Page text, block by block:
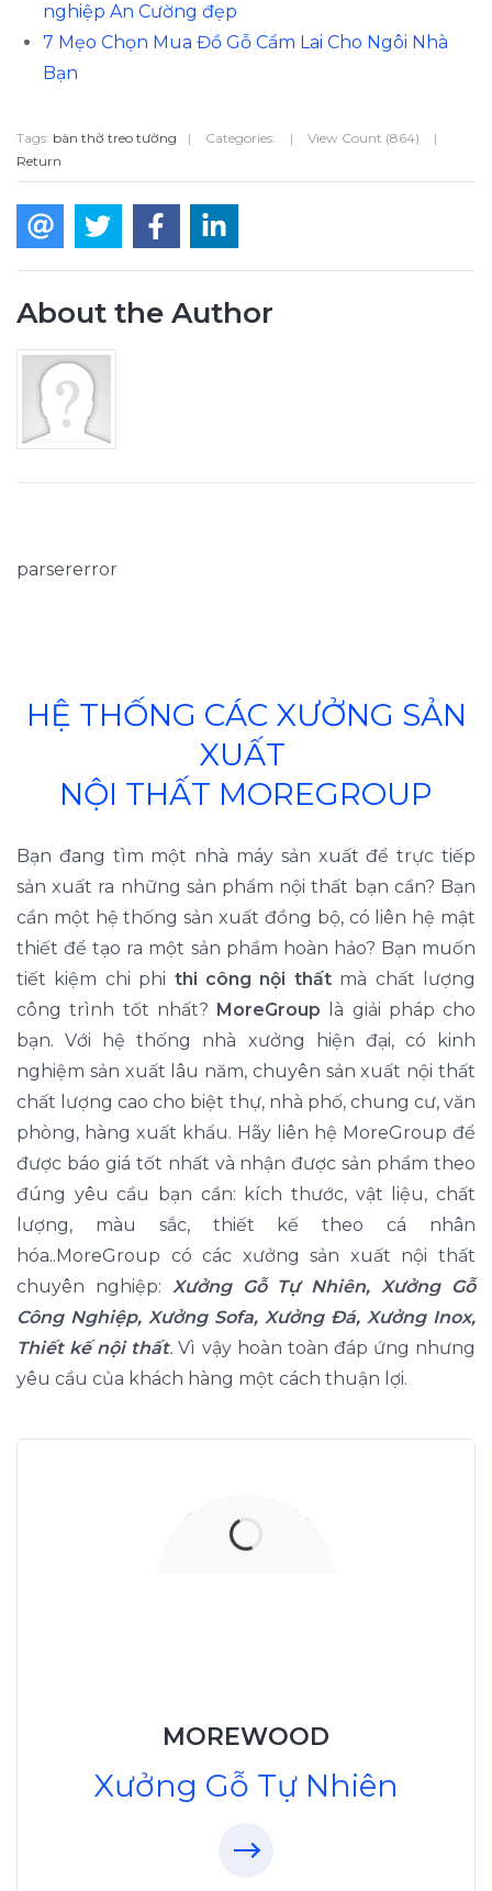
nghiệp An Cường đẹp
7 Mẹo Chọn Mua Đồ Gỗ Cẩm Lai Cho Ngôi Nhà
Bạn
Tags: bàn thờ treo tường | Categories: | View Count (864)
|
Return
About the Author
parsererror
HỆ THỐNG CÁC XƯỞNG SẢN
XUẤT
NỘI THẤT MOREGROUP
Bạn đang tìm một nhà máy sản xuất để trực tiếp
sản xuất ra những sản phẩm nội thất bạn cần? Bạn
cần một hệ thống sản xuất đồng bộ, có liên hệ mật
thiết để tạo ra một sản phầm hoàn hảo? Bạn muốn
tiết kiệm chi phi thi công nội thấtmà chất lượng
công trình tốt nhất? MoreGroup là giải pháp cho
bạn. Với hệ thống nhà xưởng hiện đại, có kinh
nghiệm sản xuất lâu năm, chuyên sản xuất nội thất
chất lượng cao cho biệt thự, nhà phố, chung cư, văn
phòng, hàng xuất khẩu. Hãy liên hệ MoreGroup để
được báo giá tốt nhất và nhận được sản phẩm theo
đúng yêu cầu bạn cần: kích thước, vật liệu, chất
lượng, màu sắc, thiết kế theo cá nhân
hóa..MoreGroup có các xưởng sản xuất nội thất
chuyên nghiệp: Xưởng Gỗ Tự Nhiên, Xưởng Gỗ
Công Nghiệp, Xưởng Sofa, Xưởng Đá, Xưởng Inox,
Thiết kế nội thất. Vì vậy hoàn toàn đáp ứng nhưng
yêu cầu của khách hàng một cách thuận lợi.
MOREWOOD
Xưởng Gỗ Tự Nhiên
Xưởng Gỗ Tự Nhiên
09.31.32.33.00